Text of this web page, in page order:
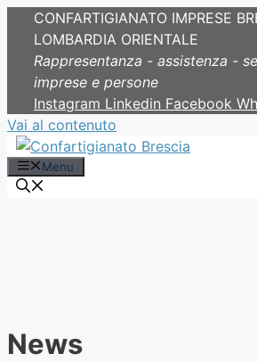
CONFARTIGIANATO IMPRESE
LOMBARDIA ORIENTALE
Rappresentanza - assistenza -
imprese e persone
Instagram Linkedin Facebook
Vai al contenuto
Menu
News